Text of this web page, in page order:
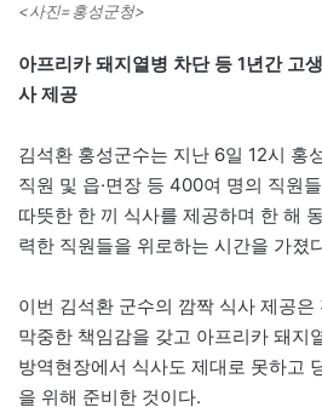
<사진=홍성군청>
아프리카 돼지열병 차단 등 1년간 고
사 제공
김석환 홍성군수는 지난 6일 12시 홍
직원 및 읍·면장 등 400여 명의 직원
따뜻한 한 끼 식사를 제공하며 한 해
력한 직원들을 위로하는 시간을 가졌
이번 김석환 군수의 깜짝 식사 제공
막중한 책임감을 갖고 아프리카 돼지
방역현장에서 식사도 제대로 못하고
을 위해 준비한 것이다.